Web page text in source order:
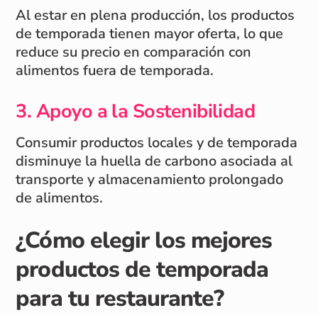
Al estar en plena producción, los productos
de temporada tienen mayor oferta, lo que
reduce su precio en comparación con
alimentos fuera de temporada.
3.Apoyo a la Sostenibilidad
Consumir productos locales y de temporada
disminuye la huella de carbono asociada al
transporte y almacenamiento prolongado
de alimentos.
¿Cómo elegir los mejores
productos de temporada
para tu restaurante?